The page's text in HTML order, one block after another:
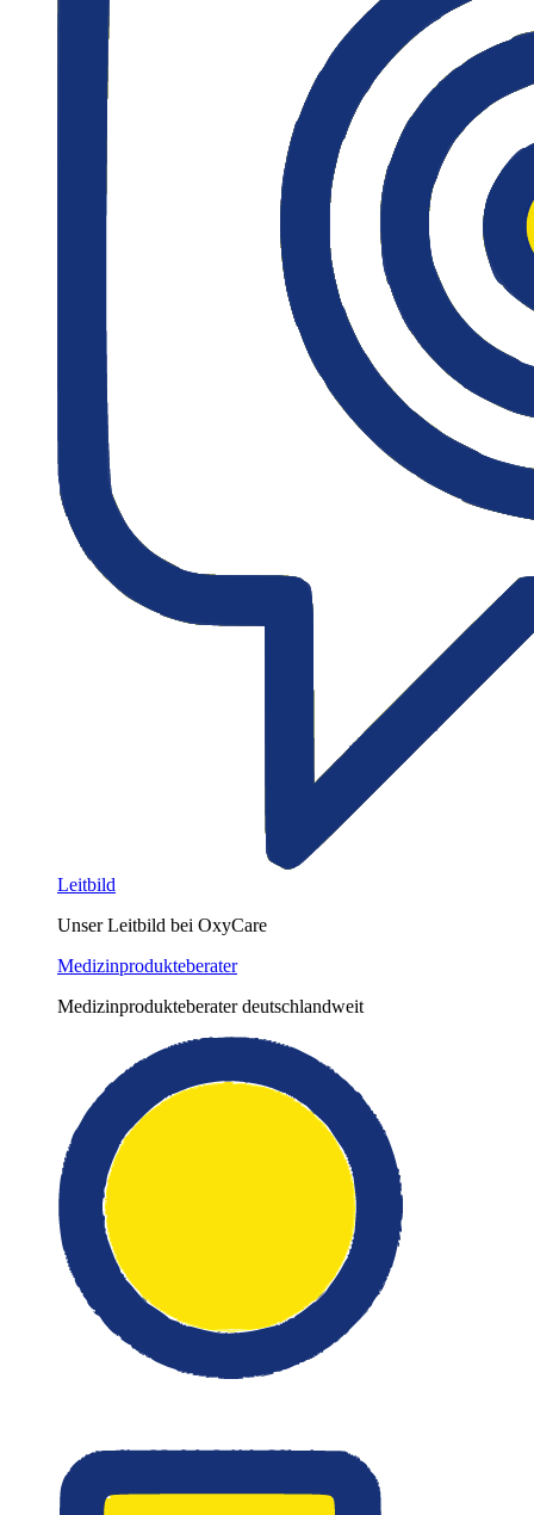
Leitbild
Unser Leitbild bei OxyCare
Medizinprodukteberater
Medizinprodukteberater deutschlandweit